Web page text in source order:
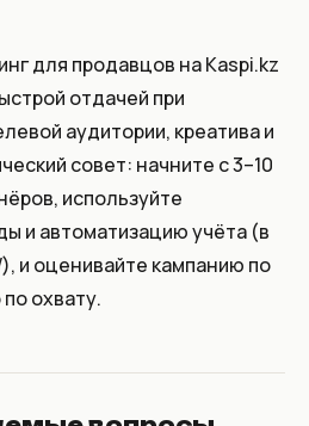
для продавцов на Kaspi.kz
отдачей при
аудитории, креатива и
совет: начните с 3–10
используйте
и автоматизацию учёта (в
и оценивайте кампанию по
по охвату.